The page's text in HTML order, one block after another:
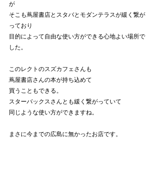
が
そこも蔦屋書店とスタバとモダンテラスが緩く繋が
っており
目的によって自由な使い方ができる心地よい場所で
した。
このレクトのスズカフェさんも
蔦屋書店さんの本が持ち込めて
買うこともできる。
スターバックスさんとも緩く繋がっていて
同じような使い方ができますね。
まさに今までの広島に無かったお店です。